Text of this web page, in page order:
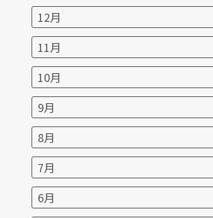
12月
11月
10月
9月
8月
7月
6月